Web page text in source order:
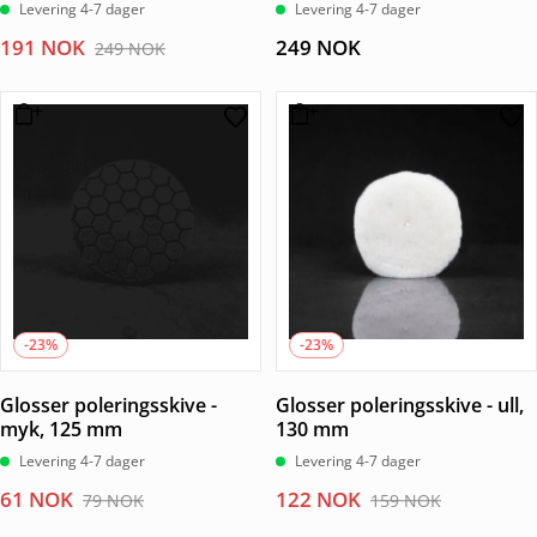
Levering 4-7 dager
249NOK
Opprinnelig
var:
191 NOK
Nåværende
er:
Levering 4-7 dager
249 NOK
-23%
Glosser poleringsskive -
myk, 125 mm
Levering 4-7 dager
79NOK
Opprinnelig
61 NOK
Nåværende
-23%
Glosser poleringsskive - ull,
130 mm
Levering 4-7 dager
159NOK
Opprinnelig
122 NOK
Nåværende